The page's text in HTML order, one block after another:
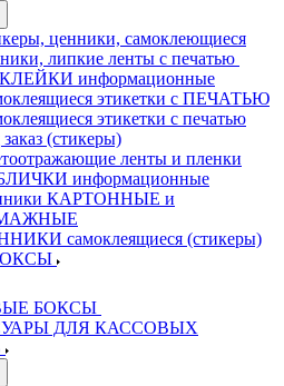
ценники, самоклеющиеся
липкие ленты с печатью
информационные
этикетки с ПЕЧАТЬЮ
этикетки с печатью
(стикеры)
ленты и пленки
информационные
КАРТОННЫЕ и
самоклеящиеся (стикеры)
БОКСЫ
ДЛЯ КАССОВЫХ